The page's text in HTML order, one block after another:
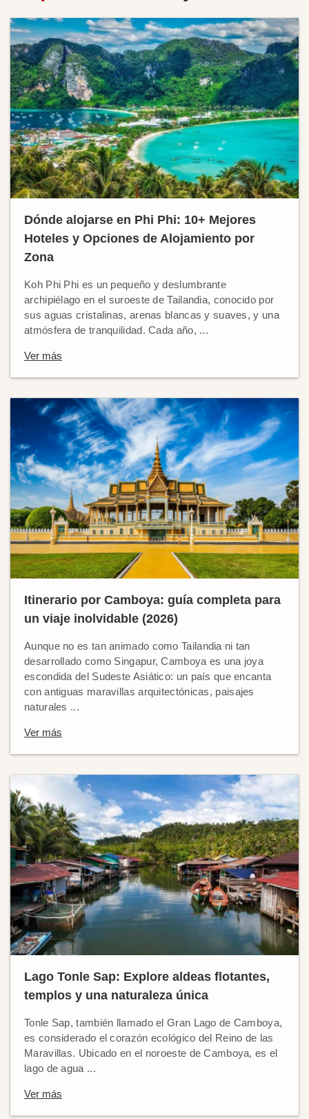
Dónde alojarse en Phi Phi: 10+ Mejores
Hoteles y Opciones de Alojamiento por
Zona
Koh Phi Phi es un pequeño y deslumbrante
archipiélago en el suroeste de Tailandia, conocido por
sus aguas cristalinas, arenas blancas y suaves, y una
atmósfera de tranquilidad. Cada año, ...
Ver más
Itinerario por Camboya: guía completa para
un viaje inolvidable (2026)
Aunque no es tan animado como Tailandia ni tan
desarrollado como Singapur, Camboya es una joya
escondida del Sudeste Asiático: un país que encanta
con antiguas maravillas arquitectónicas, paisajes
naturales ...
Ver más
Lago Tonle Sap: Explore aldeas flotantes,
templos y una naturaleza única
Tonle Sap, también llamado el Gran Lago de Camboya,
es considerado el corazón ecológico del Reino de las
Maravillas. Ubicado en el noroeste de Camboya, es el
lago de agua ...
Ver más